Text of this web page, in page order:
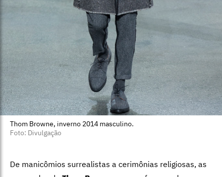
Thom Browne, inverno 2014 masculino.
Foto: Divulgação
De manicômios surrealistas a cerimônias religiosas, as